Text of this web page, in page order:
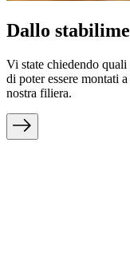
Dallo
Vi state chiedendo
di poter essere montati
nostra filiera.